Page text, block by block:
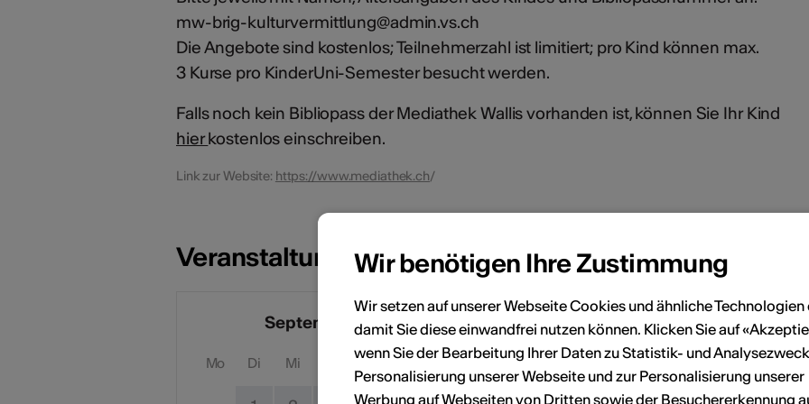
mw-brig-kulturvermittlung@admin.vs.ch
Die Angebote sind kostenlos; Teilnehmerzahl ist limitiert; pro Kind können max.
3 Kurse pro KinderUni-Semester besucht werden.
Falls noch kein Bibliopass der Mediathek Wallis vorhanden ist, können Sie Ihr Kind
hierkostenlos einschreiben.
Link zur Website: https://www.mediathek.ch/
Veranstaltungsdaten
September 2026
Mo Di Mi Fr Sa So
Oktober 2026
Mo Di Mi Do Fr Sa So
Wir benötigen Ihre Zustimmung
Wir setzen auf unserer Webseite Cookies und ähnliche Technologien
damit Sie diese einwandfrei nutzen können. Klicken Sie auf
wenn Sie der Bearbeitung Ihrer Daten zu Statistik- und
Personalisierung unserer Webseite und zur Personalisierung unserer
Werbung auf Webseiten von Dritten sowie der Besuchererkennung